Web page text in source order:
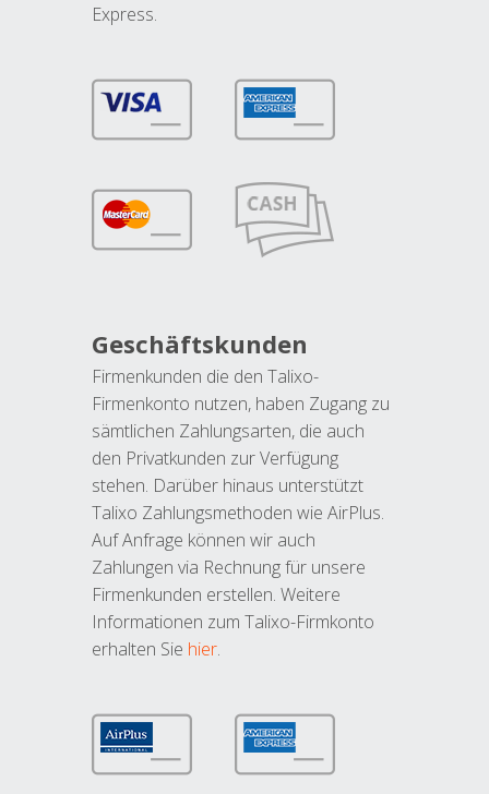
Express.
Geschäftskunden
Firmenkunden die den Talixo-
Firmenkonto nutzen, haben Zugang zu
sämtlichen Zahlungsarten, die auch
den Privatkunden zur Verfügung
stehen. Darüber hinaus unterstützt
Talixo Zahlungsmethoden wie AirPlus.
Auf Anfrage können wir auch
Zahlungen via Rechnung für unsere
Firmenkunden erstellen. Weitere
Informationen zum Talixo-Firmkonto
erhalten Sie hier.